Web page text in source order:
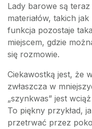
Lady barowe są
materiałów, takich
funkcja pozostaje
miejscem, gdzie
się rozmowie.
Ciekawostką jest, że
zwłaszcza w
„szynkwas” jest
To piękny przykład,
przetrwać przez